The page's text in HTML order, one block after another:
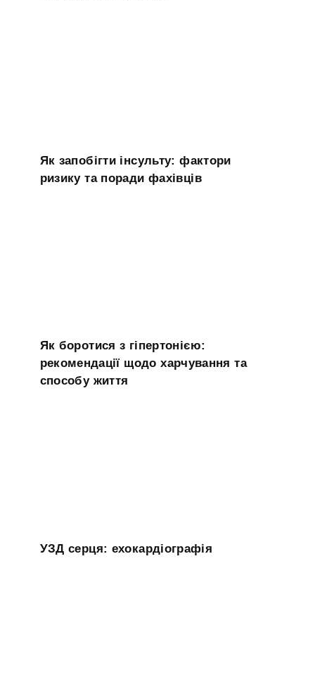
Як запобігти інсульту: фактори
ризику та поради фахівців
Як боротися з гіпертонією:
рекомендації щодо харчування та
способу життя
УЗД серця: ехокардіографія